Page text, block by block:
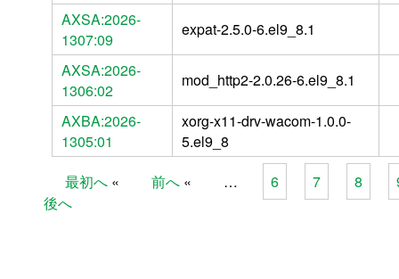
AXSA:2026-
1307:09
expat-2.5.0-6.el9_8.1
AXSA:2026-
1306:02
mod_http2-2.0.26-6.el9_8.1
AXBA:2026-
1305:01
xorg-x11-drv-wacom-1.0.0-
5.el9_8
Pages
最初へ 前へ … 6 7 8
後へ